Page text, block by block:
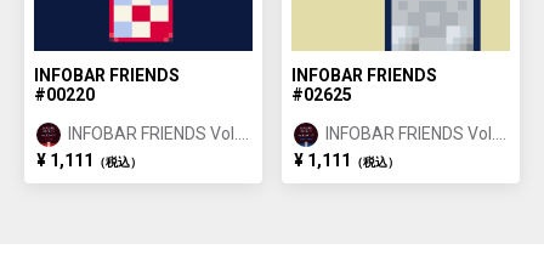
INFOBAR FRIENDS
#00220
INFOBAR FRIENDS Vol.1
NISHIKIGOI ①
¥ 1,111 （税込）
INFOBAR FRIENDS
#02625
INFOBAR FRIENDS Vol.1
BUILDING ②
¥ 1,111 （税込）